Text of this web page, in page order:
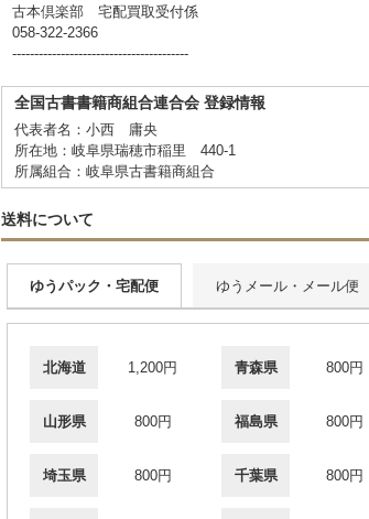
古本倶楽部 宅配買取受付係
058-322-2366
----------------------------------------
全国古書書籍商組合連合会 登録情報
代表者名：小西 庸央
所在地：岐阜県瑞穂市稲里 440-1
所属組合：岐阜県古書籍商組合
送料について
ゆうパック・宅配便 ゆうメール・メール便
北海道 1,200円 青森県 800円
山形県 800円 福島県 800円
埼玉県 800円 千葉県 800円